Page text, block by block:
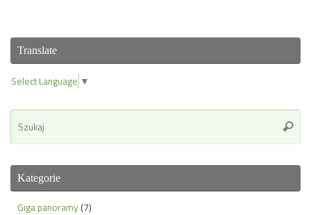
Translate
Select Language ▼
Kategorie
Giga panoramy (7)